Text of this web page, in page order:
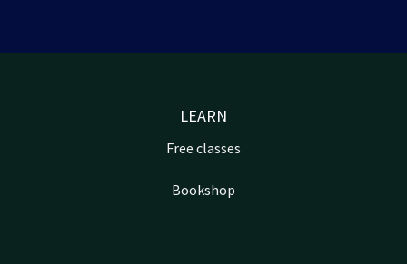
LEARN
Free classes
Bookshop